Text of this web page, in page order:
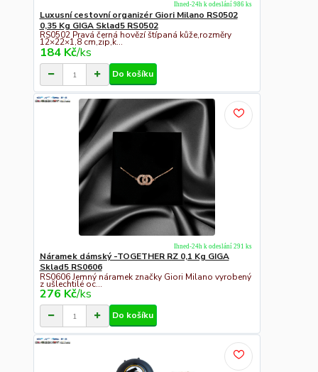
Luxusní cestovní organizér Giori Milano RS0502
0,35 Kg GIGA Sklad5 RS0502
RS0502 Pravá černá hovězí štípaná kůže,rozměry
12×22×1,8 cm,zip,k...
184 Kč/ks
Ihned-24h k odeslání 986 ks
Do košíku
Náramek dámský -TOGETHER RZ 0,1 Kg GIGA
Sklad5 RS0606
RS0606 Jemný náramek značky Giori Milano vyrobený
z ušlechtilé oc...
276 Kč/ks
Ihned-24h k odeslání 291 ks
Do košíku